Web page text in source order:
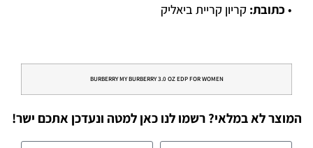
• כתובת: קריון קריית ביאליק
BURBERRY MY BURBERRY 3.0 OZ EDP FOR WOMEN
המוצר לא במלאי? רשמו לנו כאן למטה ונעדכן אתכם ישר!